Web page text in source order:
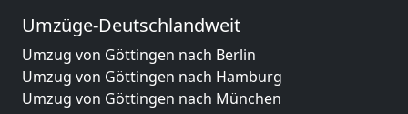
Umzüge-Deutschlandweit
Umzug von Göttingen nach Berlin
Umzug von Göttingen nach Hamburg
Umzug von Göttingen nach München